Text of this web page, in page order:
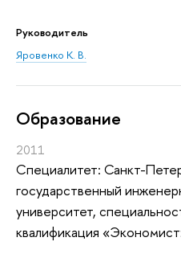
Руководитель
Яровенко К. В.
Oбразование
2011
Специалитет: Санкт-
государственный
университет,
квалификация